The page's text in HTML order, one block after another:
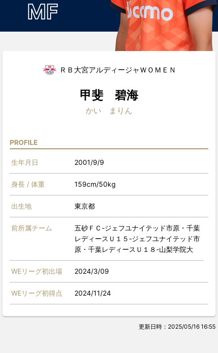
MF
ＲＢ大宮アルディージャＷＯＭＥＮ
甲斐 碧海
かい まりん
PROFILE
生年月日 2001/9/9
身長 / 体重 159cm/50kg
出生地 東京都
前所属チーム
五砂ＦＣ-ジェフユナイテッド市原・千葉
レディースＵ１５-ジェフユナイテッド市
原・千葉レディースＵ１８-山梨学院大
WEリーグ初出場 2024/3/09
WEリーグ初得点 2024/11/24
更新日時：2025/05/16 16:55